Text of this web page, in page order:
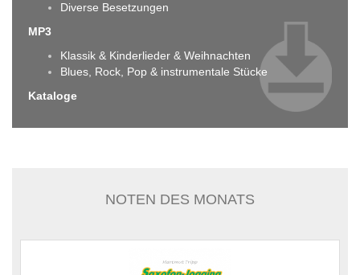
Diverse Besetzungen
MP3
Klassik & Kinderlieder & Weihnachten
Blues, Rock, Pop & instrumentale Stücke
Kataloge
NOTEN DES MONATS